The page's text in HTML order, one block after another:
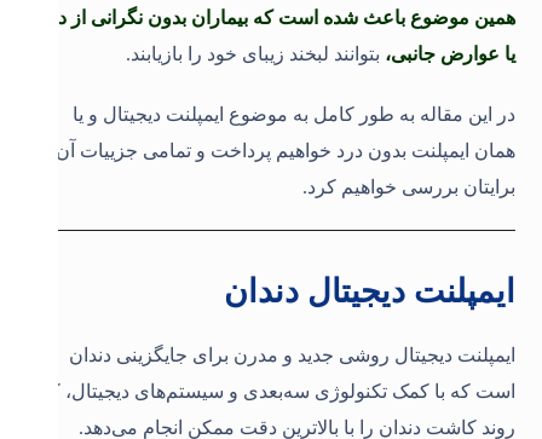
همین موضوع باعث شده است که بیماران بدون نگرانی از درد
یا عوارض جانبی، بتوانند لبخند زیبای خود را بازیابند.
در این مقاله به طور کامل به موضوع ایمپلنت دیجیتال و یا
همان ایمپلنت بدون درد خواهیم پرداخت و تمامی جزییات آن را
برایتان بررسی خواهیم کرد.
ایمپلنت دیجیتال دندان
ایمپلنت دیجیتال روشی جدید و مدرن برای جایگزینی دندان
است که با کمک تکنولوژی سه‌بعدی و سیستم‌های دیجیتال، کل
روند کاشت دندان را با بالاترین دقت ممکن انجام می‌دهد.